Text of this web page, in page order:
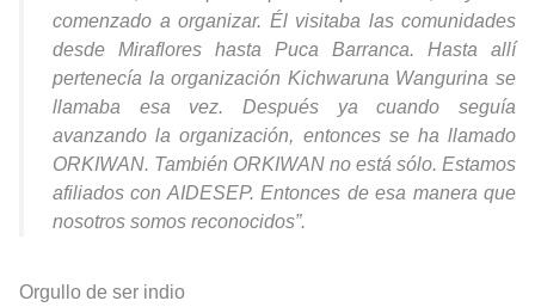
comenzado a organizar. Él visitaba las comunidades
desde Miraflores hasta Puca Barranca. Hasta allí
pertenecía la organización Kichwaruna Wangurina se
llamaba esa vez. Después ya cuando seguía
avanzando la organización, entonces se ha llamado
ORKIWAN. También ORKIWAN no está sólo. Estamos
afiliados con AIDESEP. Entonces de esa manera que
nosotros somos reconocidos”.
Orgullo de ser indio